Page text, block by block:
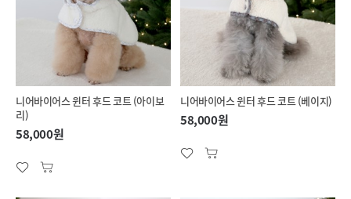
니어바이어스 윈터 후드 코트 (아이보
리)
58,000원
니어바이어스 윈터 후드 코트 (베이지)
58,000원